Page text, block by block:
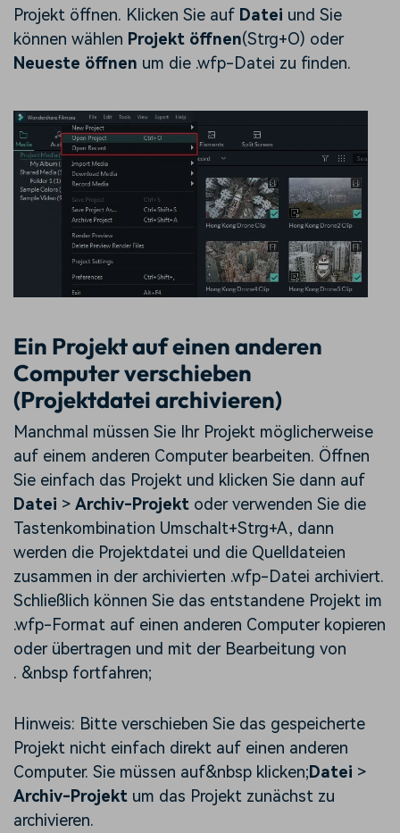
Projekt öffnen. Klicken Sie auf Datei und Sie
können wählen Projekt öffnen(Strg+O) oder
Neueste öffnen um die .wfp-Datei zu finden.
Ein Projekt auf einen anderen
Computer verschieben
(Projektdatei archivieren)
Manchmal müssen Sie Ihr Projekt möglicherweise
auf einem anderen Computer bearbeiten. Öffnen
Sie einfach das Projekt und klicken Sie dann auf
Datei > Archiv-Projekt oder verwenden Sie die
Tastenkombination Umschalt+Strg+A, dann
werden die Projektdatei und die Quelldateien
zusammen in der archivierten .wfp-Datei archiviert.
Schließlich können Sie das entstandene Projekt im
.wfp-Format auf einen anderen Computer kopieren
oder übertragen und mit der Bearbeitung von
. &nbsp fortfahren;
Hinweis: Bitte verschieben Sie das gespeicherte
Projekt nicht einfach direkt auf einen anderen
Computer. Sie müssen auf&nbsp klicken;Datei >
Archiv-Projekt um das Projekt zunächst zu
archivieren.